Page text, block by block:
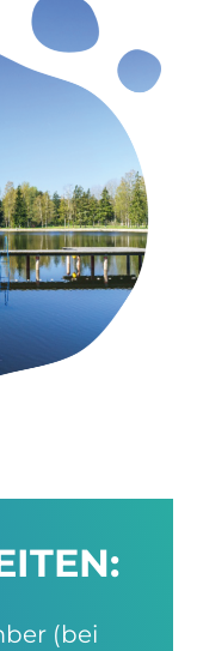
(bei